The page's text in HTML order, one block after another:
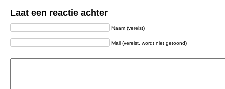
Laat een reactie achter
Naam (vereist)
Mail (vereist, wordt niet getoond)